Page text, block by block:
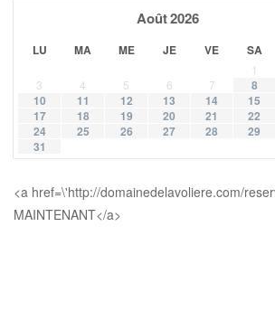
Août2026
LU MA ME JE VE SA
1
3
4 5 6 7 8
10
11 12 13 14 15
17
18 19 20 21 22
24
25 26 27 28 29
31
<a href=\'http://domainedelavoliere.com/
MAINTENANT</a>